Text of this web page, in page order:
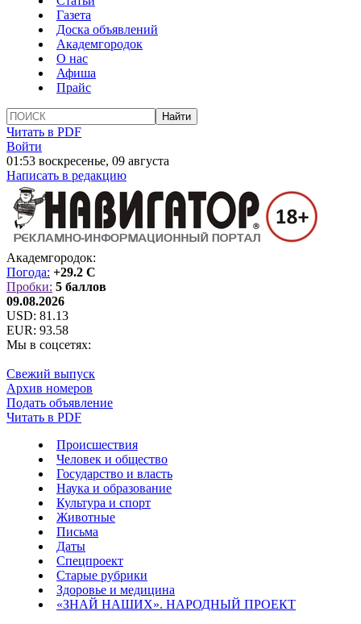
Газета
Доска объявлений
Академгородок
О нас
Афиша
Прайс
Читать в PDF
Войти
01:53 воскресенье, 09 августа
Написать в редакцию
Академгородок:
Погода: +29.2 C
Пробки: 5 баллов
09.08.2026
USD: 81.13
EUR: 93.58
Мы в соцсетях:
Свежий выпуск
Архив номеров
Подать объявление
Читать в PDF
Происшествия
Человек и общество
Государство и власть
Наука и образование
Культура и спорт
Животные
Письма
Даты
Спецпроект
Старые рубрики
Здоровье и медицина
«ЗНАЙ НАШИХ». НАРОДНЫЙ ПРОЕКТ